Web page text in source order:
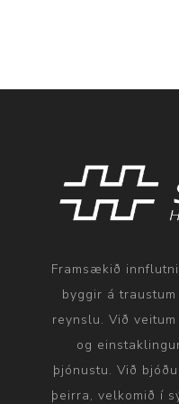
Framsækið
byggir á
reynslu. Við
og
þjónustu. Við
þeirra, velkomið í